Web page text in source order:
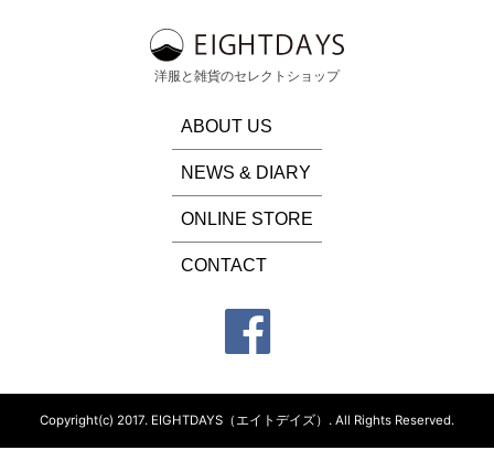
洋服と雑貨のセレクトショップ
ABOUT US
NEWS & DIARY
ONLINE STORE
CONTACT
Copyright(c) 2017. EIGHTDAYS（エイトデイズ）. All Rights Reserved.